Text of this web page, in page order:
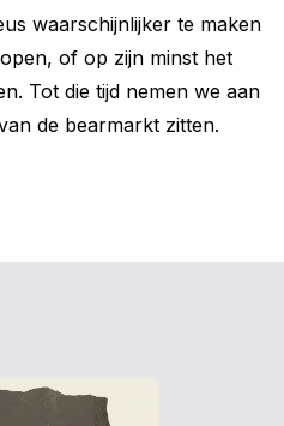
waarschijnlijker te maken
of op zijn minst het
Tot die tijd nemen we aan
de bearmarkt zitten.